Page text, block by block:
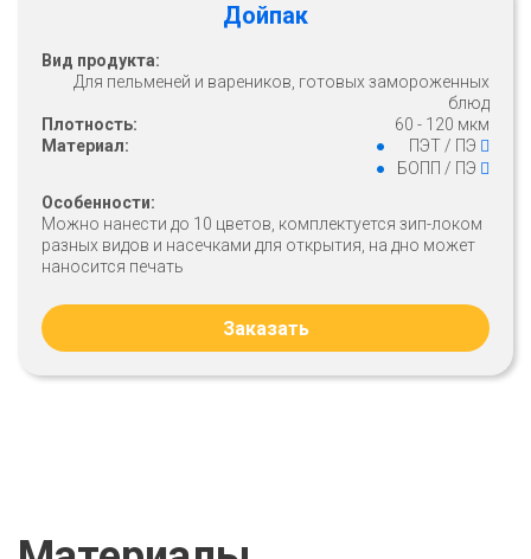
Дойпак
Вид продукта:
Для пельменей и вареников, готовых замороженных
блюд
Плотность:
60 - 120 мкм
Материал:
ПЭТ / ПЭ
БОПП / ПЭ
Особенности:
Можно нанести до 10 цветов, комплектуется зип-локом
разных видов и насечками для открытия, на дно может
наносится печать
Заказать